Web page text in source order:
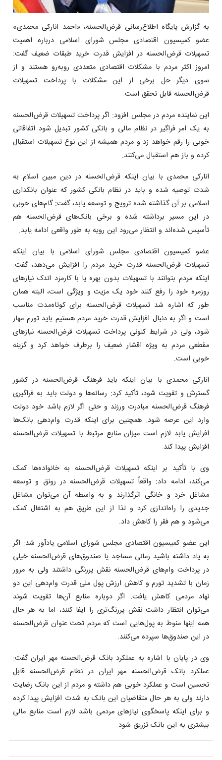
به گزارش پایگاه اطلاع‌رسانی قرض‌الحسنه، «احمد انارکی محمدی»
عضو کمیسیون اقتصادی مجلس شورای اسلامی درباره اهمیت
تسهیلات قرض‌الحسنه در افزایش قدرت خرید طبقات ضعیف گفت:
امروز اکثر مردم با مشکلات اقتصادی متعددی روبه‌رو هستند و از
سوی دیگر حل برخی از این مشکلات با پرداخت تسهیلات
قرض‌الحسنه قابل تحقق است.
این نماینده مردم در مجلس افزود: اگر پرداخت تسهیلات قرض‌الحسنه
به یک امر فراگیر در نظام مالی و بانکی کشور تبدیل شود اتفاقاتی
خوبی را رقم خواهد زد و مردم همیشه از این نوع تسهیلات استقبال
کرده و باز هم استقبال می‌کنند.
انارکی محمدی با بیان اینکه قرض‌الحسنه در دین مبین اسلام به
شدت توصیه شده و باید در نظام بانکی کشور که عنوان بانکداری
اسلامی بر آن گذاشته شده ترویج و توسعه یابد، گفت: گام‌های خوبی
در این مسیر برداشته شده و برخی بانک‌های قرض‌الحسنه هم
تأسیس شده‌اند و انتظار می‌رود این رویه به طور واقعی ادامه یابد.
عضو کمیسیون اقتصادی مجلس شورای اسلامی با بیان اینکه
تسهیلات قرض‌الحسنه قدرت خرید مردم را افزایش می‌دهد، گفت:
اینکه مردم بتوانند با تسهیلات بدون بهره یا با کارمزد اندک نیازهای
روزمره خود را رفع کنند خود یک مزیت و ویژگی است، البته همان
طور که اشاره شد تسهیلات قرض‌الحسنه برای کوتاه‌مدت مناسب
است و اگر به دنبال افزایش قدرت خرید مردم هستیم باید تورم مهار
شود، ولی در شرایط کنونی پرداخت تسهیلات قرض‌الحسنه نیازهای
مقطعی مردم به ویژه اقشار ضعیف را برطرف خواهد کرد و گزینه
خوبی است.
انارکی محمدی با بیان اینکه باید فرهنگ قرض‌الحسنه در کشور
گسترش و تقویت شود، تأکید کرد: رسانه‌ها و دولت باید به فراگیری
فرهنگ قرض‌الحسنه مبادرت ورزند و حتی اگر لازم باشد خود دولت
وارد این عرصه شود. همچنین برای اینکه قدرت‌ وام‌دهی بانک‌ها
افزایش یابد لازم است میزان منابع مرتبط با تسهیلات قرض‌الحسنه
افزایش پیدا کند.
وی با تأکید بر اینکه تسهیلات قرض‌الحسنه به خانواده‌ها کمک
می‌کند، ادامه داد: واقعاً تسهیلات قرض‌الحسنه در رونق و توسعه
مشاغل خرد و خانگی اثرگذارند و به واسطه آن می‌توان مشاغل
جدیدی را راه‌اندازی کرد و لذا از این طریق هم به اشتغال کمک
می‌شود و هم فقر را کاهش داد.
این عضو کمیسیون اقتصادی مجلس شورای اسلامی یادآور شد: اگر
به یاد داشته باشید زمانی مساجد یا صندوق‌های قرض‌الحسنه خیلی
در پرداخت وام‌های قرض‌الحسنه نقش پررنگی داشتند ولی به مرور
زمان با تشدید تورم و کاهش ارزش پول ملی قدرت وام‌دهی این دو
نهاد مردمی کاهش یافت. اگر دوباره منابع آن‌ها تقویت شوند
می‌توان انتظار داشت نقش پررنگ‌تری را ایفا کنند، اما به هر حال
همه اینها منوط به پول‌هایی است که مردم تحت عنوان قرض‌الحسنه
در این صندوق‌ها سپرده می‌کنند.
وی در پایان با اشاره به عملکرد بانک قرض‌الحسنه مهر ایران گفت:
عملکرد بانک قرض‌الحسنه مهر ایران در نظام قرض‌الحسنه قابل
تحسین است و عملکرد خوبی هم داشته و مردم از این بانک رضایت
دارند ولی به هر حال متقاضیان این بانک به شدت افزایش پیدا کرده
و برای اینکه پاسخگوی نیازهای مردمی باشد لازم است منابع مالی
بیشتری به این بانک تزریق شود.